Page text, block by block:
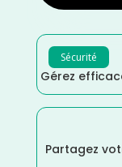
Sécurité
Gérez
Partagez